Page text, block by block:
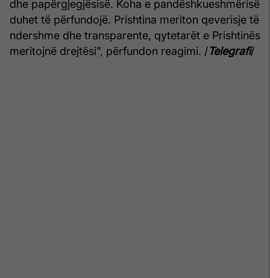
dhe papërgjegjësisë. Koha e pandëshkueshmërisë
duhet të përfundojë. Prishtina meriton qeverisje të
ndershme dhe transparente, qytetarët e Prishtinës
meritojnë drejtësi”, përfundon reagimi. /Telegrafi/